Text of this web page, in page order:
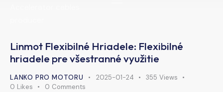
Linmot Flexibilné Hriadele: Flexibilné
hriadele pre všestranné využitie
LANKO PRO MOTORU 2025-01-24 355 Views
0 Likes 0 Comments